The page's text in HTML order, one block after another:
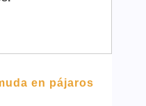
en pájaros